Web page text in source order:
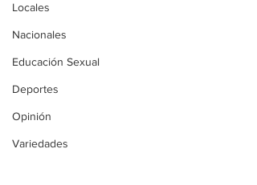
Locales
Nacionales
Educación Sexual
Deportes
Opinión
Variedades